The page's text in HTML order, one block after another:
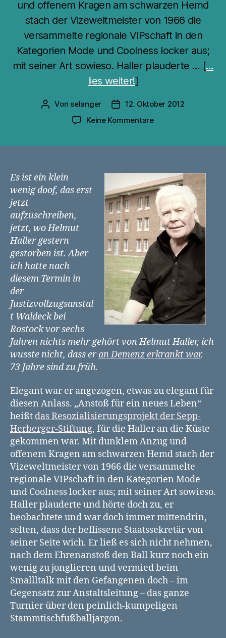
und offenem Kragen am schwarzen Hemd
stach der Vizeweltmeister von 1966 die
versammelte regionale VIPschaft in den
Kategorien Mode und Coolness locker aus;
mit seiner Art sowieso. Haller plauderte … […
lies weiter!]
Beitragsautor
Von selanger Veröffentlichungsdatum
12. Oktober 2012
Keine Kommentarezu
Es ist ein klein
wenig doof, das erst
jetzt
aufzuschreiben,
jetzt, wo Helmut
Haller gestern
gestorben ist. Aber
ich hatte nach
diesem Termin in
der
Justizvollzugsanstal
t Waldeck bei
Rostock vor sechs
Jahren nichts mehr gehört von Helmut Haller, ich
wusste nicht, dass eran Demenz erkrankt war.
73 Jahre sind zu früh.
Elegant war er angezogen, etwas zu elegant für
diesen Anlass. „Anstoß für ein neues Leben“
heißt das Resozialisierungsprojekt der Sepp-
Herberger-Stiftung, für die Haller an die Küste
gekommen war. Mit dunklem Anzug und
offenem Kragen am schwarzen Hemd stach der
Vizeweltmeister von 1966 die versammelte
regionale VIPschaft in den Kategorien Mode
und Coolness locker aus; mit seiner Art sowieso.
Haller plauderte und hörte doch zu, er
beobachtete und war doch immer mittendrin,
selten, dass der beflissene Staatssekretär von
seiner Seite wich. Er ließ es sich nicht nehmen,
nach dem Ehrenanstoß den Ball kurz noch ein
wenig zu jonglieren und vermied beim
Smallltalk mit den Gefangenen doch – im
Gegensatz zur Anstaltsleitung – das ganze
Turnier über den peinlich-kumpeligen
Stammtischfußballjargon.